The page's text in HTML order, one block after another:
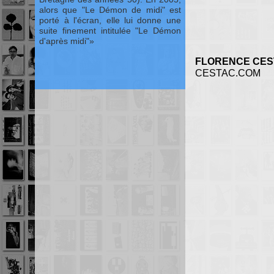
FLORENCE
CESTAC.COM
alors que "Le Démon de midi" est
porté à l'écran, elle lui donne une
suite finement intitulée "Le Démon
d'après midi"